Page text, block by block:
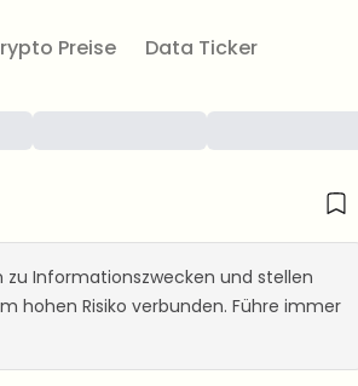
Preise Data Ticker
Informationszwecken und stellen
hohen Risiko verbunden. Führe immer